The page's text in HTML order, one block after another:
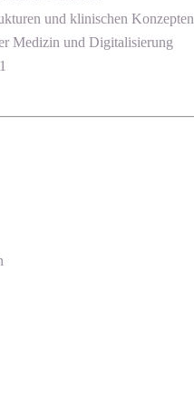
und klinischen Konzepten
Medizin und Digitalisierung